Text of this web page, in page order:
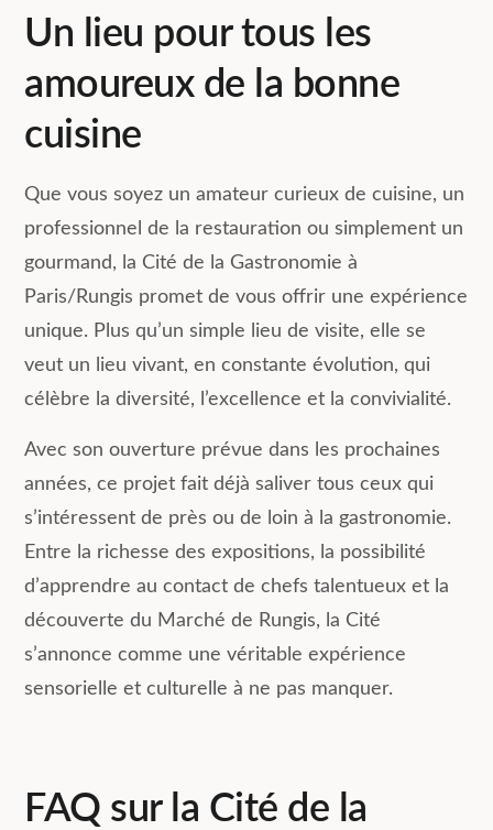
Un lieu pour tous les
amoureux de la bonne
cuisine
Que vous soyez un amateur curieux de cuisine, un
professionnel de la restauration ou simplement un
gourmand, la Cité de la Gastronomie à
Paris/Rungis promet de vous offrir une expérience
unique. Plus qu’un simple lieu de visite, elle se
veut un lieu vivant, en constante évolution, qui
célèbre la diversité, l’excellence et la convivialité.
Avec son ouverture prévue dans les prochaines
années, ce projet fait déjà saliver tous ceux qui
s’intéressent de près ou de loin à la gastronomie.
Entre la richesse des expositions, la possibilité
d’apprendre au contact de chefs talentueux et la
découverte du Marché de Rungis, la Cité
s’annonce comme une véritable expérience
sensorielle et culturelle à ne pas manquer.
FAQ sur la Cité de la